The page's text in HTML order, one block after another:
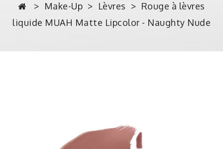
Make-Up Lèvres
Rouge à lèvres
liquide MUAH Matte Lipcolor - Naughty Nude